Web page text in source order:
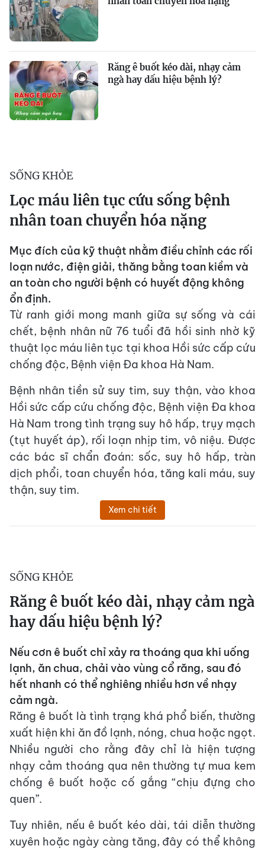
Răng ê buốt kéo dài, nhạy cảm
ngà hay dấu hiệu bệnh lý?
SỐNG KHỎE
Lọc máu liên tục cứu sống bệnh
nhân toan chuyển hóa nặng
Mục đích của kỹ thuật nhằm điều chỉnh các rối
loạn nước, điện giải, thăng bằng toan kiềm và
an toàn cho người bệnh có huyết động không
ổn định.
Từ ranh giới mong manh giữa sự sống và cái
chết, bệnh nhân nữ 76 tuổi đã hồi sinh nhờ kỹ
thuật lọc máu liên tục tại khoa Hồi sức cấp cứu
chống độc, Bệnh viện Đa khoa Hà Nam.
Bệnh nhân tiền sử suy tim, suy thận, vào khoa
Hồi sức cấp cứu chống độc, Bệnh viện Đa khoa
Hà Nam trong tình trạng suy hô hấp, trụy mạch
(tụt huyết áp), rối loạn nhịp tim, vô niệu. Được
các bác sĩ chẩn đoán: sốc, suy hô hấp, tràn
dịch phổi, toan chuyển hóa, tăng kali máu, suy
thận, suy tim.
Xem chi tiết
SỐNG KHỎE
Răng ê buốt kéo dài, nhạy cảm ngà
hay dấu hiệu bệnh lý?
Nếu cơn ê buốt chỉ xảy ra thoáng qua khi uống
lạnh, ăn chua, chải vào vùng cổ răng, sau đó
hết nhanh có thể nghiêng nhiều hơn về nhạy
cảm ngà.
Răng ê buốt là tình trạng khá phổ biến, thường
xuất hiện khi ăn đồ lạnh, nóng, chua hoặc ngọt.
Nhiều người cho rằng đây chỉ là hiện tượng
nhạy cảm thoáng qua nên thường tự mua kem
chống ê buốt hoặc cố gắng “chịu đựng cho
quen”.
Tuy nhiên, nếu ê buốt kéo dài, tái diễn thường
xuyên hoặc ngày càng tăng, đây có thể không